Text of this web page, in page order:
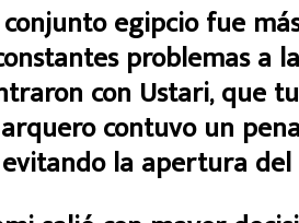
egipcio fue
problemas a
con Ustari, que
contuvo un
la apertura